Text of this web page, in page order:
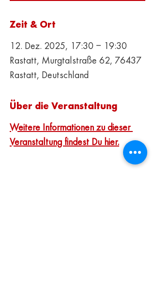
Zeit & Ort
12. Dez. 2025, 17:30 – 19:30
Rastatt, Murgtalstraße 62, 76437
Rastatt, Deutschland
Über die Veranstaltung
Weitere Informationen zu dieser
Veranstaltung findest Du hier.